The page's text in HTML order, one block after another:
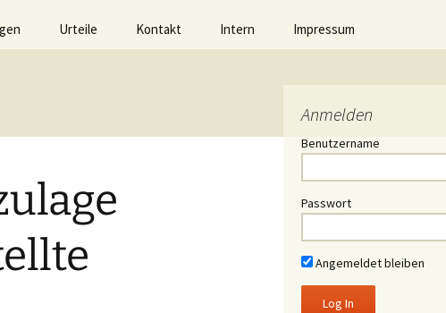
Urteile Kontakt Intern Impressum
Anmelden
Benutzername
Passwort
Angemeldet bleiben